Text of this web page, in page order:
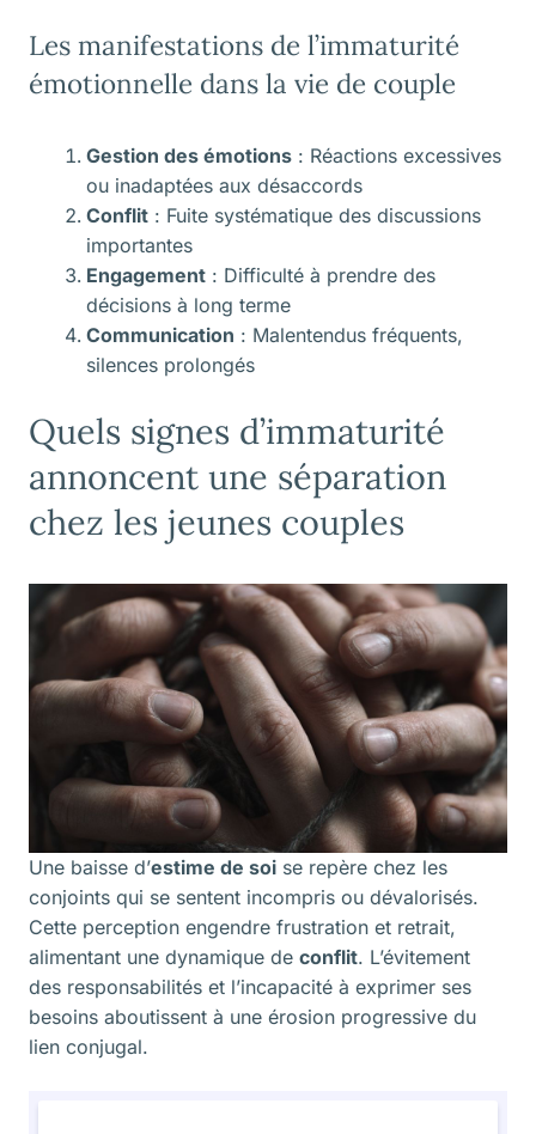
Les manifestations de l’immaturité
émotionnelle dans la vie de couple
Gestion des émotions : Réactions excessives
ou inadaptées aux désaccords
Conflit : Fuite systématique des discussions
importantes
Engagement : Difficulté à prendre des
décisions à long terme
Communication : Malentendus fréquents,
silences prolongés
Quels signes d’immaturité
annoncent une séparation
chez les jeunes couples
Une baisse d’estime de soi se repère chez les
conjoints qui se sentent incompris ou dévalorisés.
Cette perception engendre frustration et retrait,
alimentant une dynamique de conflit. L’évitement
des responsabilités et l’incapacité à exprimer ses
besoins aboutissent à une érosion progressive du
lien conjugal.